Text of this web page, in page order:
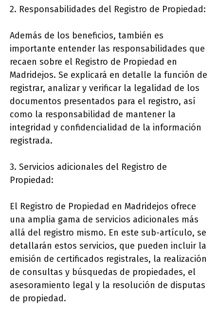
2. Responsabilidades del Registro de Propiedad:
Además de los beneficios, también es
importante entender las responsabilidades que
recaen sobre el Registro de Propiedad en
Madridejos. Se explicará en detalle la función de
registrar, analizar y verificar la legalidad de los
documentos presentados para el registro, así
como la responsabilidad de mantener la
integridad y confidencialidad de la información
registrada.
3. Servicios adicionales del Registro de
Propiedad:
El Registro de Propiedad en Madridejos ofrece
una amplia gama de servicios adicionales más
allá del registro mismo. En este sub-artículo, se
detallarán estos servicios, que pueden incluir la
emisión de certificados registrales, la realización
de consultas y búsquedas de propiedades, el
asesoramiento legal y la resolución de disputas
de propiedad.